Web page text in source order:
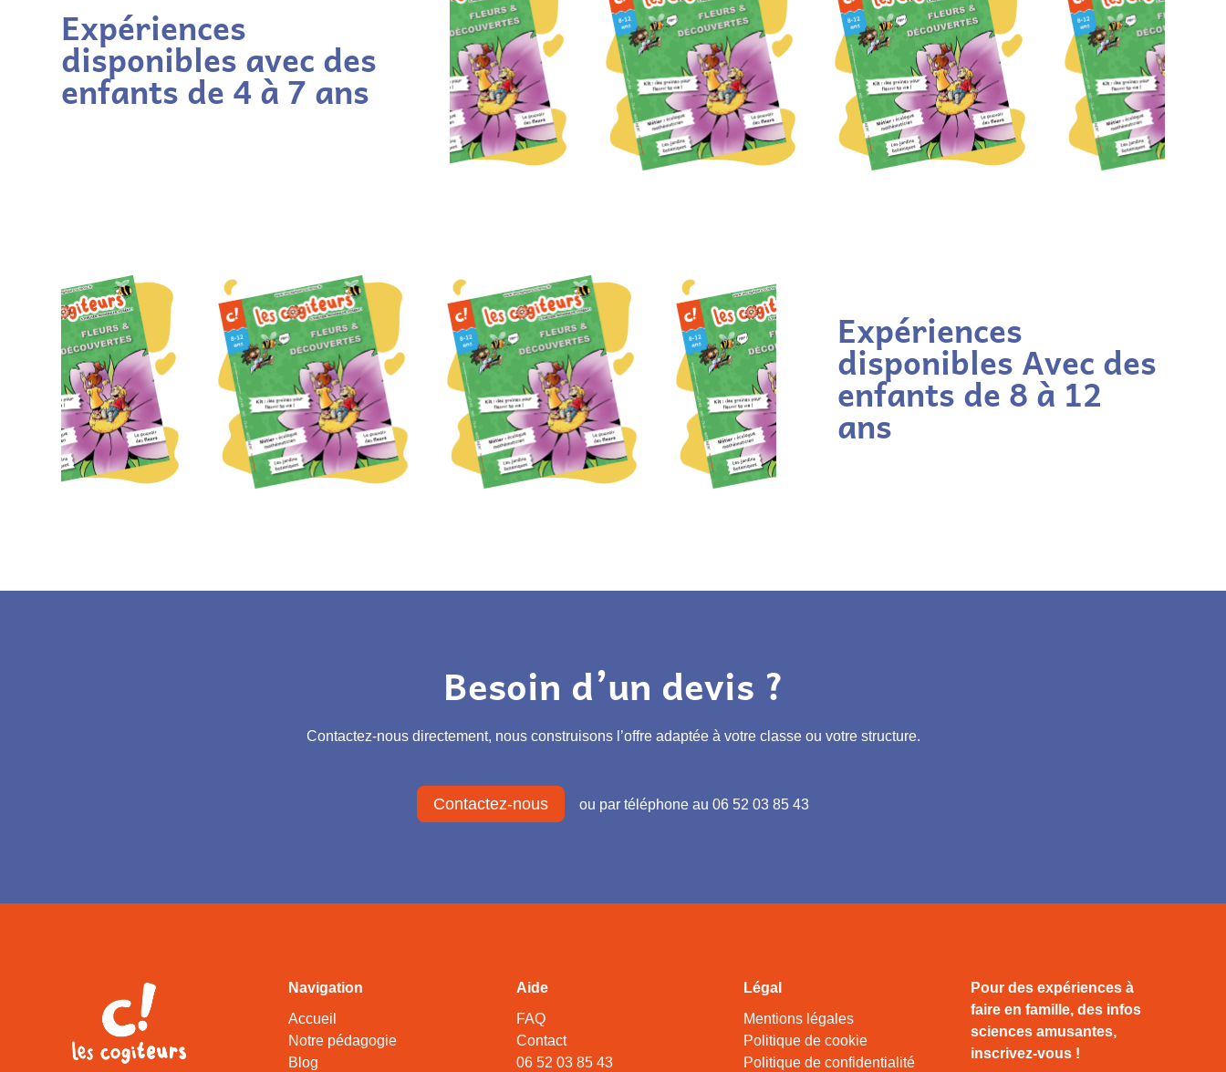
Expériences
disponibles avec des
enfants de 4 à 7 ans
Expériences
disponibles Avec des
enfants de 8 à 12
ans
Besoin d’un devis ?
Contactez-nous directement, nous construisons l’offre adaptée à votre classe ou votre structure.
Contactez-nous ou par téléphone au 06 52 03 85 43
Navigation
Accueil
Notre pédagogie
Blog
Aide
FAQ
Contact
06 52 03 85 43
Légal
Mentions légales
Politique de cookie
Politique de confidentialité
Pour des expériences à
faire en famille, des infos
sciences amusantes,
inscrivez-vous !